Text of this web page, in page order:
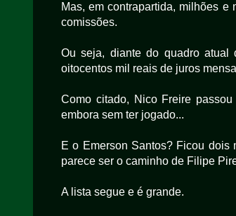
Mas, em contrapartida, milhões
comissões.
Ou seja, diante do quadro atual
oitocentos mil reais de juros
Como citado, Nico Freire
embora sem ter jogado...
E o Emerson Santos? Ficou dois
parece ser o caminho de Filipe
A lista segue e é grande.